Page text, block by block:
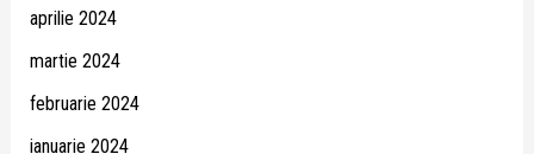
aprilie 2024
martie 2024
februarie 2024
ianuarie 2024